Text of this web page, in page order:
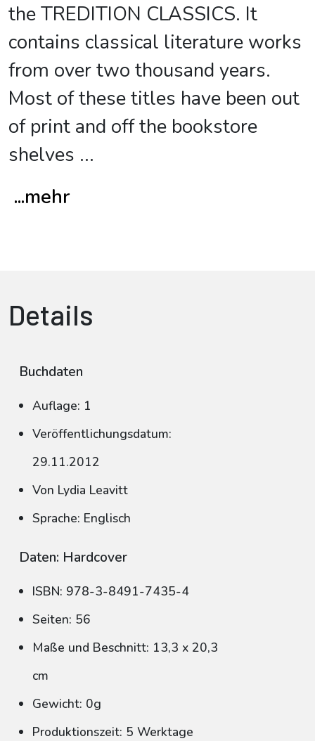
the TREDITION CLASSICS. It
contains classical literature works
from over two thousand years.
Most of these titles have been out
of print and off the bookstore
shelves ...
...mehr
Details
Buchdaten
Auflage: 1
Veröffentlichungsdatum:
29.11.2012
Von Lydia Leavitt
Sprache: Englisch
Daten: Hardcover
ISBN: 978-3-8491-7435-4
Seiten: 56
Maße und Beschnitt: 13,3 x 20,3
cm
Gewicht: 0g
Produktionszeit: 5 Werktage